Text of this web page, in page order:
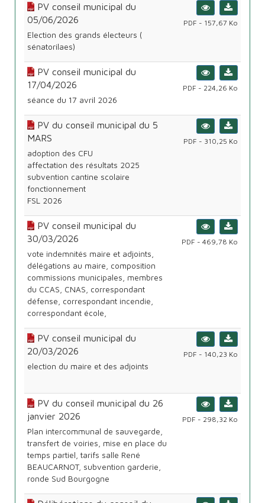
PV conseil municipal du
05/06/2026
Election des grands électeurs (
sénatorilaes)
PDF - 157,67 Ko
PV conseil municipal du
17/04/2026
séance du 17 avril 2026
PDF - 224,26 Ko
PV du conseil municipal du 5
MARS
adoption des CFU
affectation des résultats 2025
subvention cantine scolaire
fonctionnement
FSL 2026
PDF - 310,25 Ko
PV conseil municipal du
30/03/2026
vote indemnités maire et adjoints,
délégations au maire, composition
commissions municipales, membres
du CCAS, CNAS, correspondant
défense, correspondant incendie,
correspondant école,
PDF - 469,78 Ko
PV conseil municipal du
20/03/2026
election du maire et des adjoints
PDF - 140,23 Ko
PV du conseil municipal du 26
janvier 2026
Plan intercommunal de sauvegarde,
transfert de voiries, mise en place du
temps partiel, tarifs salle René
BEAUCARNOT, subvention garderie,
ronde Sud Bourgogne
PDF - 298,32 Ko